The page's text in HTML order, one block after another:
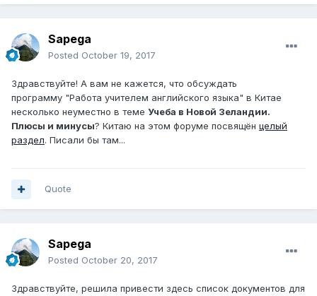
Sapega
Posted October 19, 2017
Здравствуйте! А вам не кажется, что обсуждать
программу "Работа учителем английского языка" в Китае
несколько неуместно в теме Учеба в Новой Зеландии.
Плюсы и минусы? Китаю на этом форуме посвящён целый
раздел. Писали бы там...
Quote
Sapega
Posted October 20, 2017
Здравствуйте, решила привести здесь список документов для